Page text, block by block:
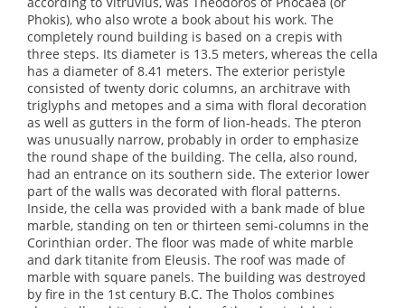
Phokis), who also wrote a book about his work. The
completely round building is based on a crepis with
three steps. Its diameter is 13.5 meters, whereas the cella
has a diameter of 8.41 meters. The exterior peristyle
consisted of twenty doric columns, an architrave with
triglyphs and metopes and a sima with floral decoration
as well as gutters in the form of lion-heads. The pteron
was unusually narrow, probably in order to emphasize
the round shape of the building. The cella, also round,
had an entrance on its southern side. The exterior lower
part of the walls was decorated with floral patterns.
Inside, the cella was provided with a bank made of blue
marble, standing on ten or thirteen semi-columns in the
Corinthian order. The floor was made of white marble
and dark titanite from Eleusis. The roof was made of
marble with square panels. The building was destroyed
by fire in the 1st century B.C. The Tholos combines